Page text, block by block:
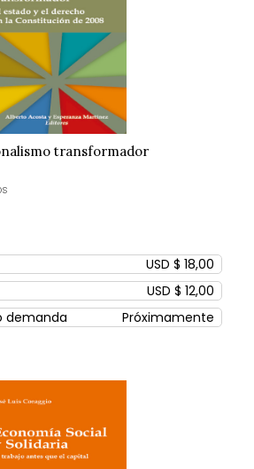
transformador
USD $ 18,00
USD $ 12,00
demanda
Próximamente